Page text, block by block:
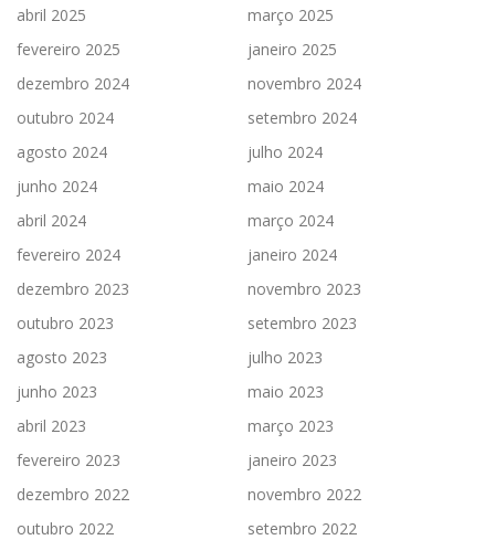
abril 2025
março 2025
fevereiro 2025
janeiro 2025
dezembro 2024
novembro 2024
outubro 2024
setembro 2024
agosto 2024
julho 2024
junho 2024
maio 2024
abril 2024
março 2024
fevereiro 2024
janeiro 2024
dezembro 2023
novembro 2023
outubro 2023
setembro 2023
agosto 2023
julho 2023
junho 2023
maio 2023
abril 2023
março 2023
fevereiro 2023
janeiro 2023
dezembro 2022
novembro 2022
outubro 2022
setembro 2022